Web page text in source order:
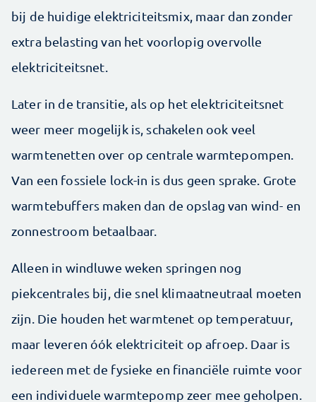
bij de huidige elektriciteitsmix, maar dan zonder
extra belasting van het voorlopig overvolle
elektriciteitsnet.
Later in de transitie, als op het elektriciteitsnet
weer meer mogelijk is, schakelen ook veel
warmtenetten over op centrale warmtepompen.
Van een fossiele lock-in is dus geen sprake. Grote
warmtebuffers maken dan de opslag van wind- en
zonnestroom betaalbaar.
Alleen in windluwe weken springen nog
piekcentrales bij, die snel klimaatneutraal moeten
zijn. Die houden het warmtenet op temperatuur,
maar leveren óók elektriciteit op afroep. Daar is
iedereen met de fysieke en financiële ruimte voor
een individuele warmtepomp zeer mee geholpen.